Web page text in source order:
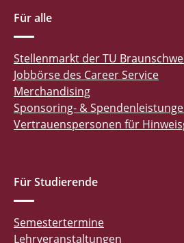
Für alle
Stellenmarkt der TU
Jobbörse des Career Service
Merchandising
Sponsoring- &
Vertrauenspersonen für
Für Studierende
Semestertermine
Lehrveranstaltungen